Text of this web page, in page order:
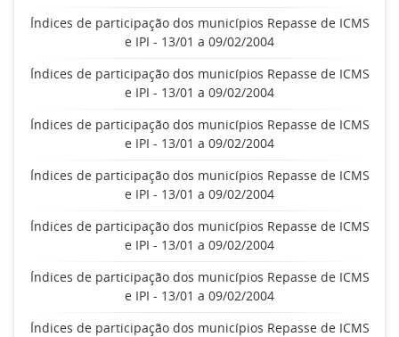
Índices de participação dos municípios Repasse de ICMS
e IPI - 13/01 a 09/02/2004
Índices de participação dos municípios Repasse de ICMS
e IPI - 13/01 a 09/02/2004
Índices de participação dos municípios Repasse de ICMS
e IPI - 13/01 a 09/02/2004
Índices de participação dos municípios Repasse de ICMS
e IPI - 13/01 a 09/02/2004
Índices de participação dos municípios Repasse de ICMS
e IPI - 13/01 a 09/02/2004
Índices de participação dos municípios Repasse de ICMS
e IPI - 13/01 a 09/02/2004
Índices de participação dos municípios Repasse de ICMS